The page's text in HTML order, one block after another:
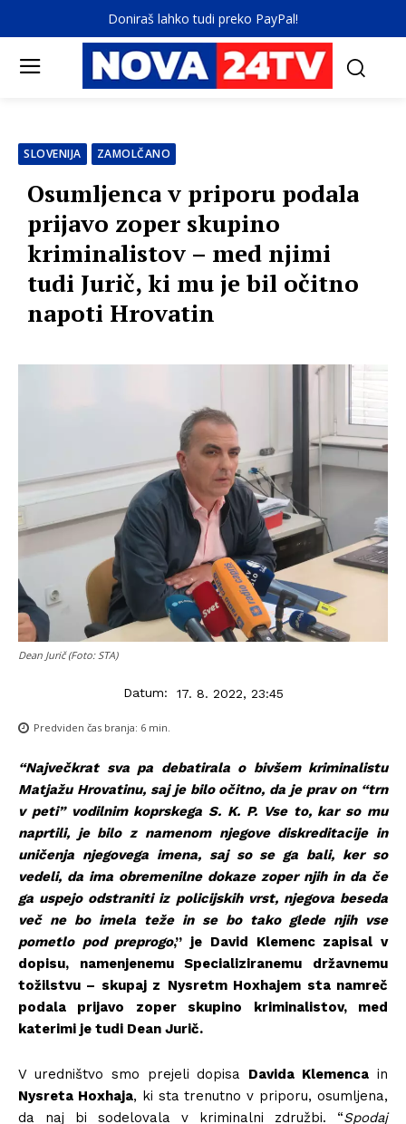
Doniraš lahko tudi preko PayPal!
SLOVENIJA ZAMOLČANO
Osumljenca v priporu podala
prijavo zoper skupino
kriminalistov – med njimi
tudi Jurič, ki mu je bil očitno
napoti Hrovatin
Dean Jurič (Foto: STA)
Datum: 17. 8. 2022, 23:45
Predviden čas branja: 6 min.
“Največkrat sva pa debatirala o bivšem kriminalistu
Matjažu Hrovatinu, saj je bilo očitno, da je prav on “trn
v peti” vodilnim koprskega S. K. P. Vse to, kar so mu
naprtili, je bilo z namenom njegove diskreditacije in
uničenja njegovega imena, saj so se ga bali, ker so
vedeli, da ima obremenilne dokaze zoper njih in da če
ga uspejo odstraniti iz policijskih vrst, njegova beseda
več ne bo imela teže in se bo tako glede njih vse
pometlo pod preprogo,” je David Klemenc zapisal v
dopisu, namenjenemu Specializiranemu državnemu
tožilstvu – skupaj z Nysretm Hoxhajem sta namreč
podala prijavo zoper skupino kriminalistov, med
katerimi je tudi Dean Jurič.
V uredništvo smo prejeli dopisa Davida Klemenca in
Nysreta Hoxhaja, ki sta trenutno v priporu, osumljena,
da naj bi sodelovala v kriminalni združbi. “Spodaj